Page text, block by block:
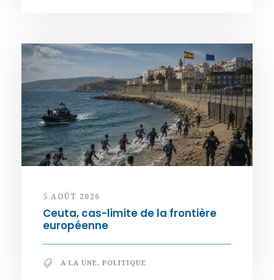
5 AOÛT 2026
Ceuta, cas-limite de la frontière
européenne
A LA UNE, POLITIQUE